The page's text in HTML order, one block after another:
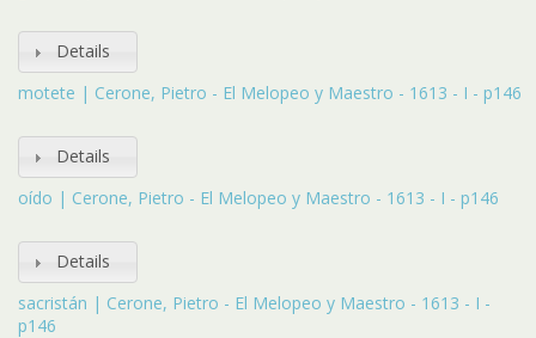
Details
motete | Cerone, Pietro - El Melopeo y Maestro - 1613 - I - p146
Details
oído | Cerone, Pietro - El Melopeo y Maestro - 1613 - I - p146
Details
sacristán | Cerone, Pietro - El Melopeo y Maestro - 1613 - I -
p146